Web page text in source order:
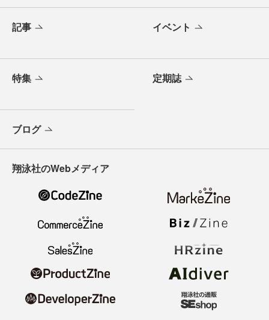
記事 イベント
特集 定期誌
ブログ
翔泳社のWebメディア